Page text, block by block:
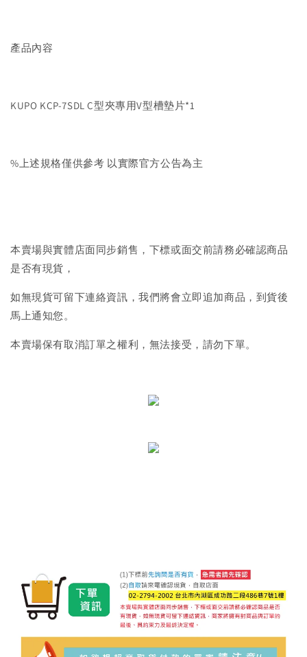
產品內容
KUPO KCP-7SDL C型夾專用V型槽墊片*1
%上述規格僅供參考 以實際官方公告為主
本賣場與實體店面同步銷售，下標或面交前請務必確認商品
是否有現貨，
如無現貨可留下連絡資訊，我們將會立即追加商品，到貨後
馬上通知您。
本賣場保有取消訂單之權利，無法接受，請勿下單。